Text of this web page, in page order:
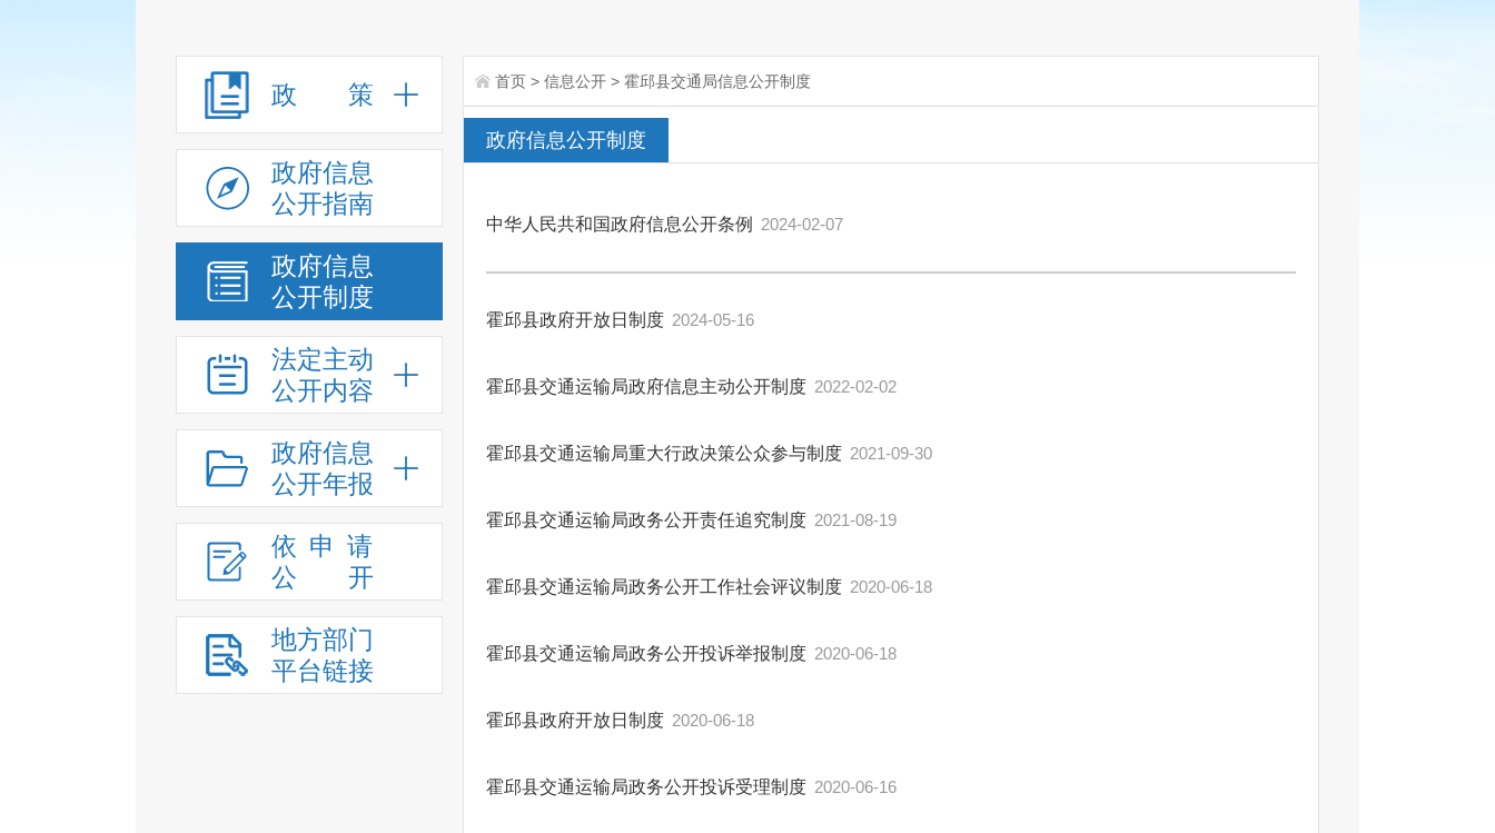
政 策
政府信息
公开指南
政府信息
公开制度
法定主动
公开内容
政府信息
公开年报
依申请
公
开
地方部门
平台链接
首页 > 信息公开 > 霍邱县交通局信息公开制度
政府信息公开制度
中华人民共和国政府信息公开条例 2024-02-07
霍邱县政府开放日制度 2024-05-16
霍邱县交通运输局政府信息主动公开制度 2022-02-02
霍邱县交通运输局重大行政决策公众参与制度 2021-09-30
霍邱县交通运输局政务公开责任追究制度 2021-08-19
霍邱县交通运输局政务公开工作社会评议制度 2020-06-18
霍邱县交通运输局政务公开投诉举报制度 2020-06-18
霍邱县政府开放日制度 2020-06-18
霍邱县交通运输局政务公开投诉受理制度 2020-06-16